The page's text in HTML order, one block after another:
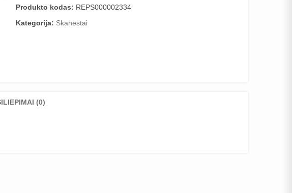
skanėstas
šunims
Produkto kodas: REPS000002334
Kategorija: Skanėstai
(0)